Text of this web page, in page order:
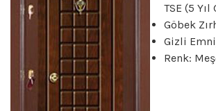
TSE (5 Yıl
Göbek
Gizli
Renk: